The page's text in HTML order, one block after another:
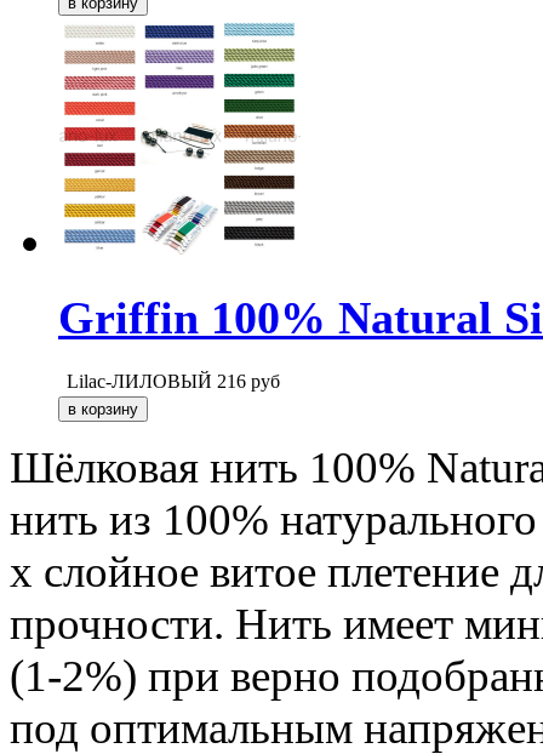
Griffin 100% Natural
Lilac-ЛИЛОВЫЙ 216 руб
Шёлковая нить 100%
нить из 100%
х слойное витое плетение
прочности. Нить имеет
(1-2%) при верно
под оптимальным